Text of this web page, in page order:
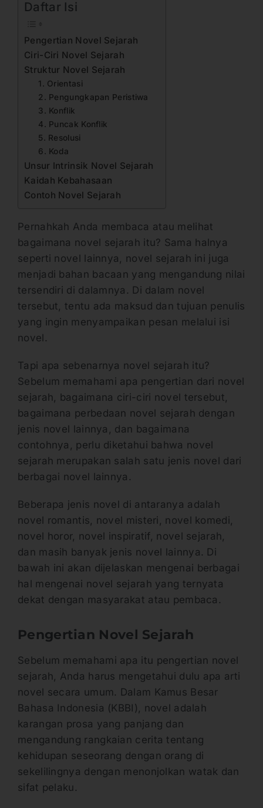
Daftar Isi
Pengertian Novel Sejarah
Ciri-Ciri Novel Sejarah
Struktur Novel Sejarah
1. Orientasi
2. Pengungkapan Peristiwa
3. Konflik
4. Puncak Konflik
5. Resolusi
6. Koda
Unsur Intrinsik Novel Sejarah
Kaidah Kebahasaan
Contoh Novel Sejarah
Pernahkah Anda membaca atau melihat
bagaimana novel sejarah itu? Sama halnya
seperti novel lainnya, novel sejarah ini juga
menjadi bahan bacaan yang mengandung nilai
tersendiri di dalamnya. Di dalam novel
tersebut, tentu ada maksud dan tujuan penulis
yang ingin menyampaikan pesan melalui isi
novel.
Tapi apa sebenarnya novel sejarah itu?
Sebelum memahami apa pengertian dari novel
sejarah, bagaimana ciri-ciri novel tersebut,
bagaimana perbedaan novel sejarah dengan
jenis novel lainnya, dan bagaimana
contohnya, perlu diketahui bahwa novel
sejarah merupakan salah satu jenis novel dari
berbagai novel lainnya.
Beberapa jenis novel di antaranya adalah
novel romantis, novel misteri, novel komedi,
novel horor, novel inspiratif, novel sejarah,
dan masih banyak jenis novel lainnya. Di
bawah ini akan dijelaskan mengenai berbagai
hal mengenai novel sejarah yang ternyata
dekat dengan masyarakat atau pembaca.
Pengertian Novel Sejarah
Sebelum memahami apa itu pengertian novel
sejarah, Anda harus mengetahui dulu apa arti
novel secara umum. Dalam Kamus Besar
Bahasa Indonesia (KBBI), novel adalah
karangan prosa yang panjang dan
mengandung rangkaian cerita tentang
kehidupan seseorang dengan orang di
sekelilingnya dengan menonjolkan watak dan
sifat pelaku.